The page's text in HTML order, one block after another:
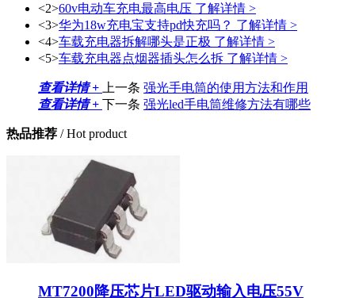
<2>60v电动车充电最高电压 了解详情 >
<3>华为18w充电宝支持pd快充吗？ 了解详情 >
<4>车载充电器拆解哪头是正极 了解详情 >
<5>车载充电器点烟器插头怎么拆 了解详情 >
查看详情 + 上一条 强光手电筒的使用方法和作用
查看详情 + 下一条 强光led手电筒维修方法有哪些
热品推荐 / Hot product
MT7200降压芯片LED驱动输入电压55V